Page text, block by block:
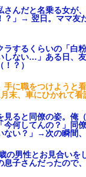
さんだと名乗る女が
？」→ 翌日。ママ友
ラするくらいの「白
しない…」ある日、
？）
手に職をつけようと
末、車にひかれて看
見ると同僚の姿。俺
何してんの？」同
ない？」→次の瞬間
の男性とお見合いを
息子さんだったので